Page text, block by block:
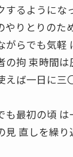
るようにな
やりとりのた
らでも気軽
拘 束時間は
えば一日に
も最初の頃
見 直しを繰